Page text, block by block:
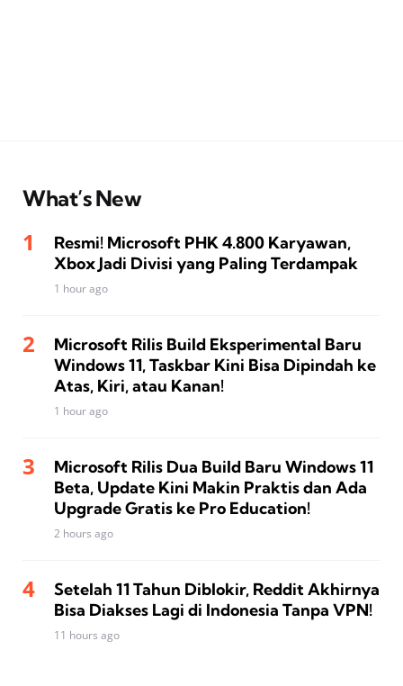
What’s New
Resmi! Microsoft PHK 4.800 Karyawan,
Xbox Jadi Divisi yang Paling Terdampak
1 hour ago
Microsoft Rilis Build Eksperimental Baru
Windows 11, Taskbar Kini Bisa Dipindah ke
Atas, Kiri, atau Kanan!
1 hour ago
Microsoft Rilis Dua Build Baru Windows 11
Beta, Update Kini Makin Praktis dan Ada
Upgrade Gratis ke Pro Education!
2 hours ago
Setelah 11 Tahun Diblokir, Reddit Akhirnya
Bisa Diakses Lagi di Indonesia Tanpa VPN!
11 hours ago